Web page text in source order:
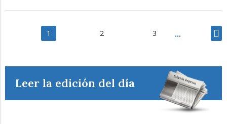
1 2 3
Leer la edición del día